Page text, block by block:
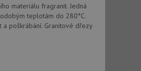
materiálu fragranit. Jedná
teplotám do 280°C.
poškrábání. Granitové dřezy